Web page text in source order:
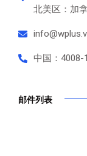
北美区：加
邮件列表